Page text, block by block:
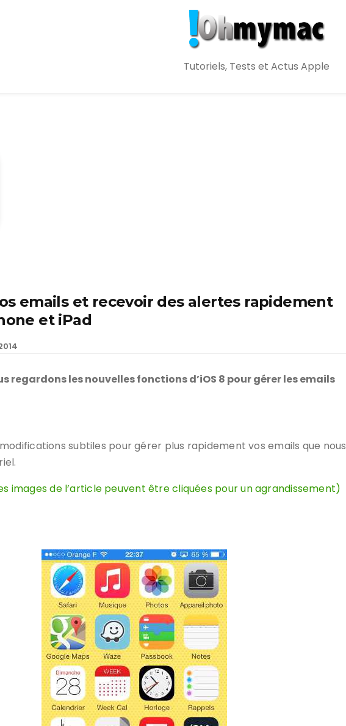
Tutoriels, Tests et Actus Apple
emails et recevoir des alertes rapidement
et iPad
regardons les nouvelles fonctions d’iOS 8 pour gérer les emails
subtiles pour gérer plus rapidement vos emails que nous
images de l’article peuvent être cliquées pour un agrandissement)